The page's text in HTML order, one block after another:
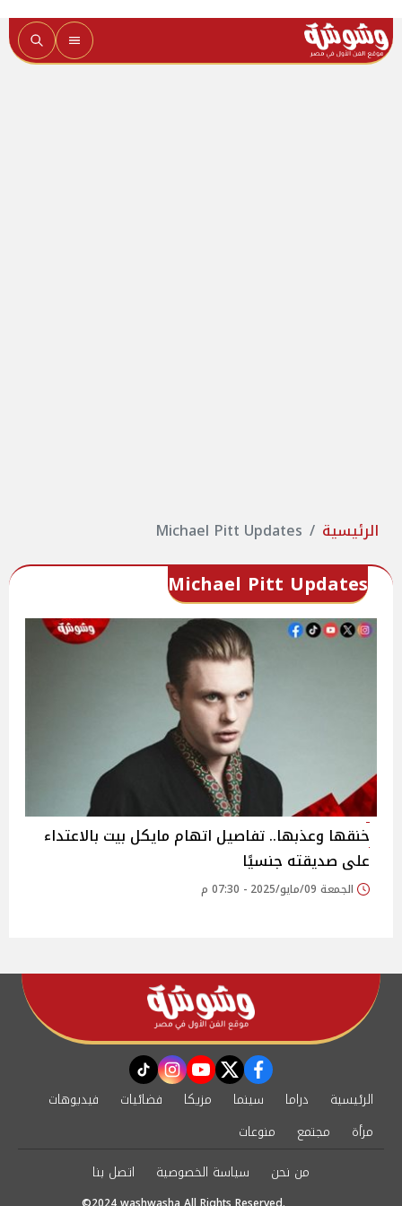
الرئيسية Michael Pitt Updates
Michael Pitt Updates
خنقها وعذبها.. تفاصيل اتهام مايكل بيت بالاعتداء
على صديقته جنسيًا
الجمعة 09/مايو/2025 - 07:30 م
facebook
twitter
youtube
instagram
tiktok
الرئيسية دراما سينما مزيكا فضائيات
فيديوهات
مرأة
مجتمع
منوعات
من نحن
سياسة الخصوصية اتصل بنا